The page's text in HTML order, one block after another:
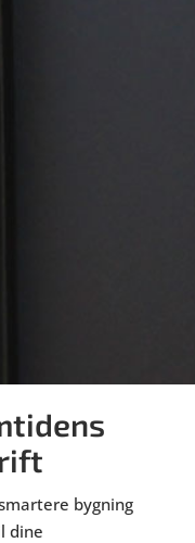
bygning
dine